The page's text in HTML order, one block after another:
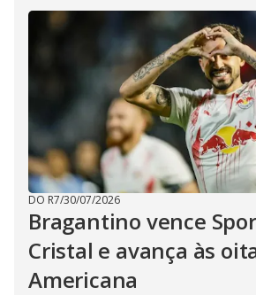
DO R7/30/07/2026
Bragantino vence
Cristal e avança às
Americana